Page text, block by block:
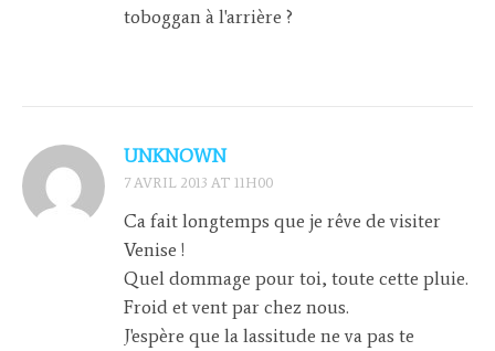
toboggan à l'arrière ?
UNKNOWN
7 AVRIL 2013 AT 11H00
Ca fait longtemps que je rêve de visiter
Venise !
Quel dommage pour toi, toute cette pluie.
Froid et vent par chez nous.
J'espère que la lassitude ne va pas te